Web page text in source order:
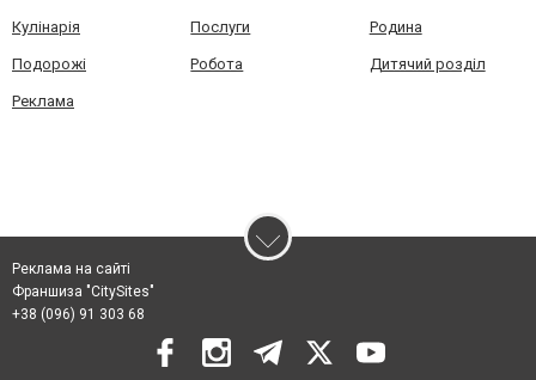
Кулінарія Послуги Родина
Подорожі Робота Дитячий розділ
Реклама
Реклама на сайті
Франшиза "CitySites"
+38 (096) 91 303 68